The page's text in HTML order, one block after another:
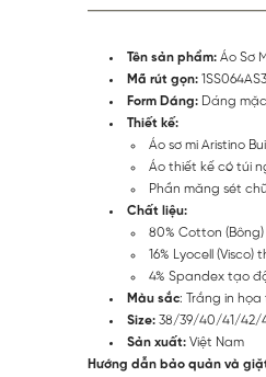
Tên sản phẩm: Áo Sơ
Mã rút gọn: 1SS064AS3
Form Dáng: Dáng
Thiết kế:
Áo sơ mi Aristino
Áo thiết kế có túi
Phần măng sét
Chất liệu:
80% Cotton
16% Lyocell
4% Spandex tạo
Màu sắc: Trắng in họa
Size: 38/39/40/41/42/
Sản xuất: Việt Nam
Hướng dẫn bảo quản và